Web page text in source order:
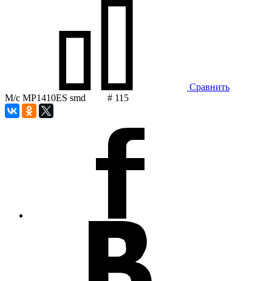
Сравнить
М/с MP1410ES smd # 115